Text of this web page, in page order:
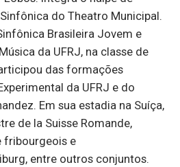
do Theatro Municipal.
Brasileira Jovem e
da UFRJ, na classe de
das formações
da UFRJ e do
Em sua estadia na Suíça,
de la Suisse Romande,
fribourgeois e
entre outros conjuntos.